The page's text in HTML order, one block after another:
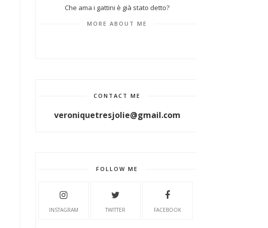
Che ama i gattini è già stato detto?
MORE ABOUT ME
CONTACT ME
veroniquetresjolie@gmail.com
FOLLOW ME
INSTAGRAM TWITTER FACEBOOK